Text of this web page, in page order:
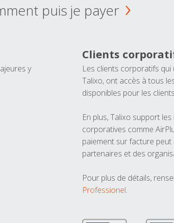
puis je payer
y
Clients
Les clients corporatifs
Talixo, ont accès à tous
disponibles pour les
En plus, Talixo support
corporatives comme
paiement sur facture
partenaires et des
Pour plus de détails,
Professionel.